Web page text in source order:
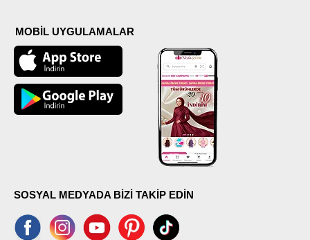
MOBİL UYGULAMALAR
SOSYAL MEDYADA BİZİ TAKİP EDİN